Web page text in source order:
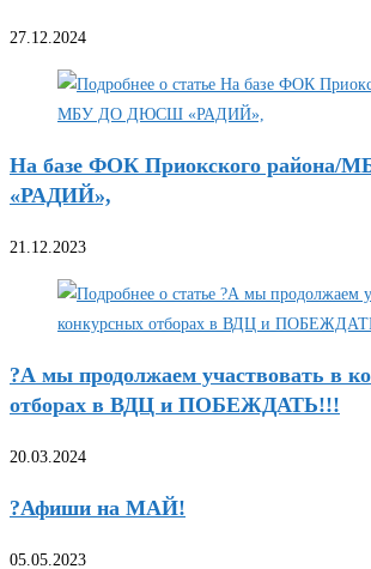
27.12.2024
На базе ФОК Приокского
«РАДИЙ»,
21.12.2023
?А мы продолжаем участвовать в
отборах в ВДЦ и ПОБЕЖДАТЬ!!!
20.03.2024
?Афиши на МАЙ!
05.05.2023